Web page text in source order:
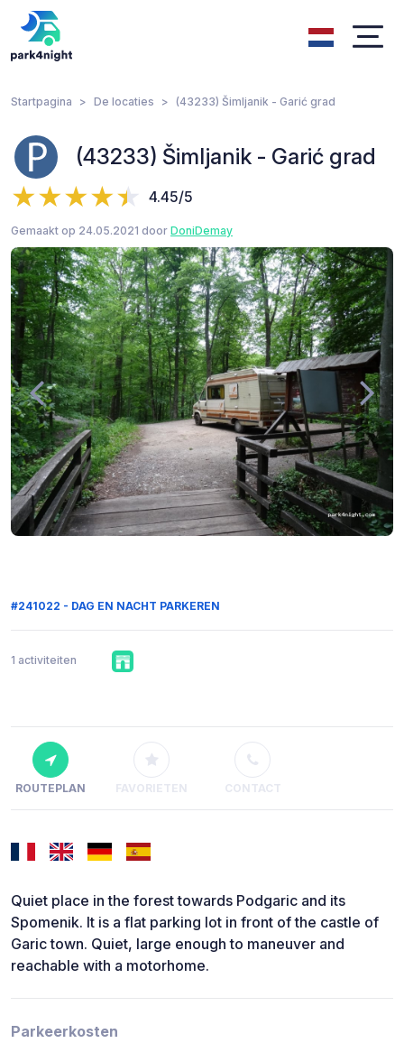
Startpagina De locaties (43233) Šimljanik - Garić grad
(43233) Šimljanik - Garić grad
4.45/5
Gemaakt op 24.05.2021 door DoniDemay
#241022 - DAG EN NACHT PARKEREN
1 activiteiten
ROUTEPLAN FAVORIETEN CONTACT
Quiet place in the forest towards Podgaric and its
Spomenik. It is a flat parking lot in front of the castle of
Garic town. Quiet, large enough to maneuver and
reachable with a motorhome.
Parkeerkosten